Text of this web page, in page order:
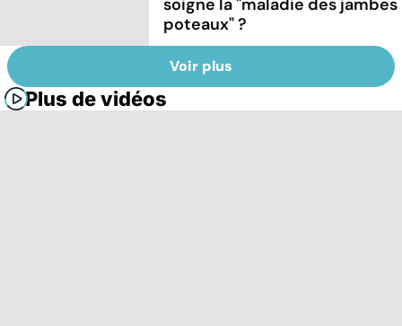
poteaux" ?
Voir plus
Plus de vidéos